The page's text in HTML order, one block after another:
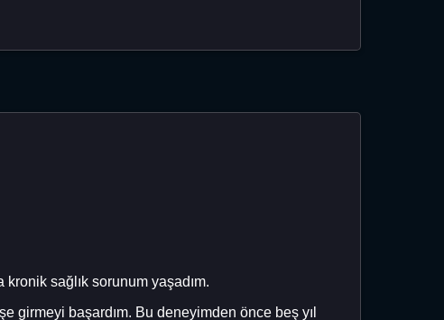
sağlık sorunum yaşadım.
girmeyi başardım. Bu deneyimden önce beş yıl